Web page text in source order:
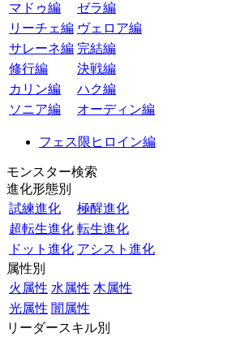
マドゥ編
ゼラ編
リーチェ編 ヴェロア編
サレーネ編 完結編
修行編
決戦編
カリン編
ハク編
ソニア編
オーディン編
フェス限ヒロイン編
モンスター検索
進化形態別
試練進化
極醒進化
超転生進化 転生進化
ドット進化 アシスト進化
属性別
火属性 水属性 木属性
光属性 闇属性
リーダースキル別